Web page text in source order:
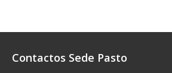
Contactos Sede Pasto